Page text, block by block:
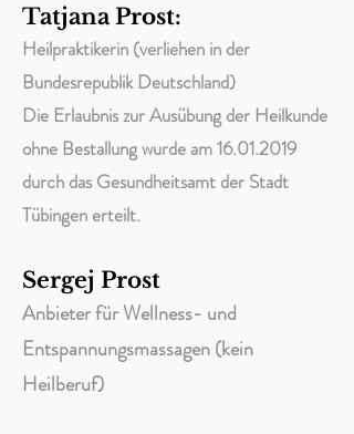
Tatjana Prost:
Heilpraktikerin (verliehen in der
Bundesrepublik Deutschland)
Die Erlaubnis zur Ausübung der Heilkunde
ohne Bestallung wurde am16.01.2019
durch das Gesundheitsamt der Stadt
Tübingen erteilt.
Sergej Prost
Anbieter für Wellness- und
Entspannungsmassagen (kein
Heilberuf)